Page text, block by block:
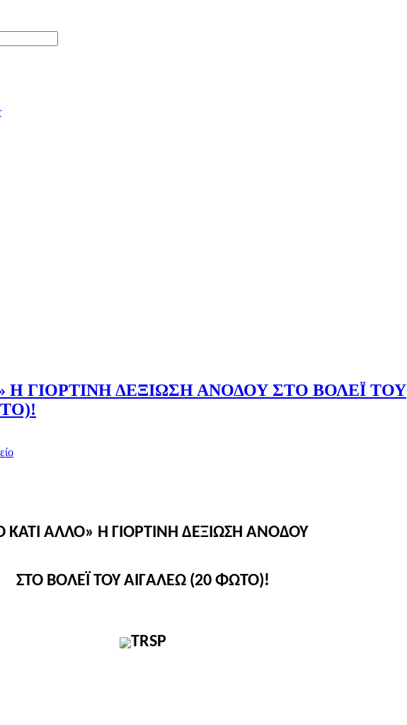
Η ΓΙΟΡΤΙΝΗ ΔΕΞΙΩΣΗ ΑΝΟΔΟΥ ΣΤΟ ΒΟΛΕΪ ΤΟΥ
ΚΑΤΙ ΑΛΛΟ» Η ΓΙΟΡΤΙΝΗ ΔΕΞΙΩΣΗ ΑΝΟΔΟΥ
ΣΤΟ ΒΟΛΕΪ ΤΟΥ ΑΙΓΑΛΕΩ (20 ΦΩΤΟ)!